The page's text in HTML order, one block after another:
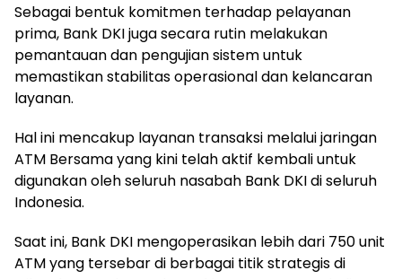
Sebagai bentuk komitmen terhadap pelayanan
prima, Bank DKI juga secara rutin melakukan
pemantauan dan pengujian sistem untuk
memastikan stabilitas operasional dan kelancaran
layanan.
Hal ini mencakup layanan transaksi melalui jaringan
ATM Bersama yang kini telah aktif kembali untuk
digunakan oleh seluruh nasabah Bank DKI di seluruh
Indonesia.
Saat ini, Bank DKI mengoperasikan lebih dari 750 unit
ATM yang tersebar di berbagai titik strategis di